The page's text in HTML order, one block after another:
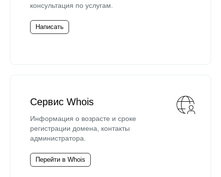
консультация по услугам.
Написать
Сервис Whois
Информация о возрасте и сроке
регистрации домена, контакты
администратора.
Перейти в Whois